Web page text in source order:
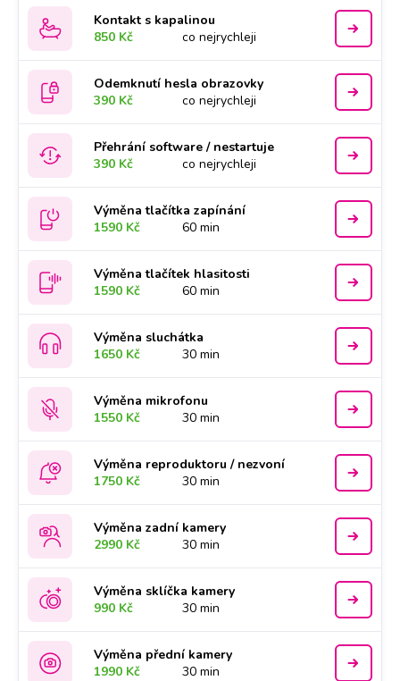
Kontakt s kapalinou
850 Kč
co nejrychleji
Odemknutí hesla obrazovky
390 Kč
co nejrychleji
Přehrání software / nestartuje
390 Kč
co nejrychleji
Výměna tlačítka zapínání
1590 Kč
60 min
Výměna tlačítek hlasitosti
1590 Kč
60 min
Výměna sluchátka
1650 Kč
30 min
Výměna mikrofonu
1550 Kč
30 min
Výměna reproduktoru / nezvoní
1750 Kč
30 min
Výměna zadní kamery
2990 Kč
30 min
Výměna sklíčka kamery
990 Kč
30 min
Výměna přední kamery
1990 Kč
30 min